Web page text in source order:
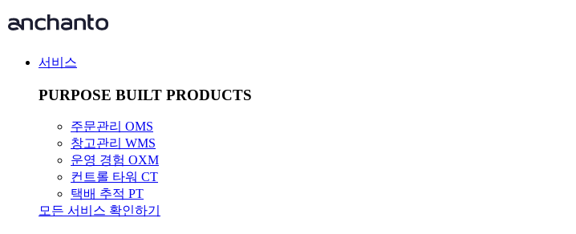
서비스
PURPOSE BUILT PRODUCTS
주문관리 OMS
창고관리 WMS
운영 경험 OXM
컨트롤 타워 CT
택배 추적 PT
모든 서비스 확인하기